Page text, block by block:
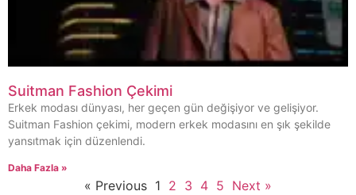
Suitman Fashion Çekimi
Erkek modası dünyası, her geçen gün değişiyor ve gelişiyor.
Suitman Fashion çekimi, modern erkek modasını en şık şekilde
yansıtmak için düzenlendi.
Daha Fazla »
« Previous 1 2 3 4 5 Next »